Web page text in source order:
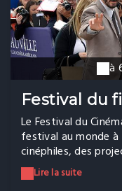
à
Festival du
Deauville
Le Festival du
festival au monde
cinéphiles, des
se tient chaque
septembre et attire
Lire la suite